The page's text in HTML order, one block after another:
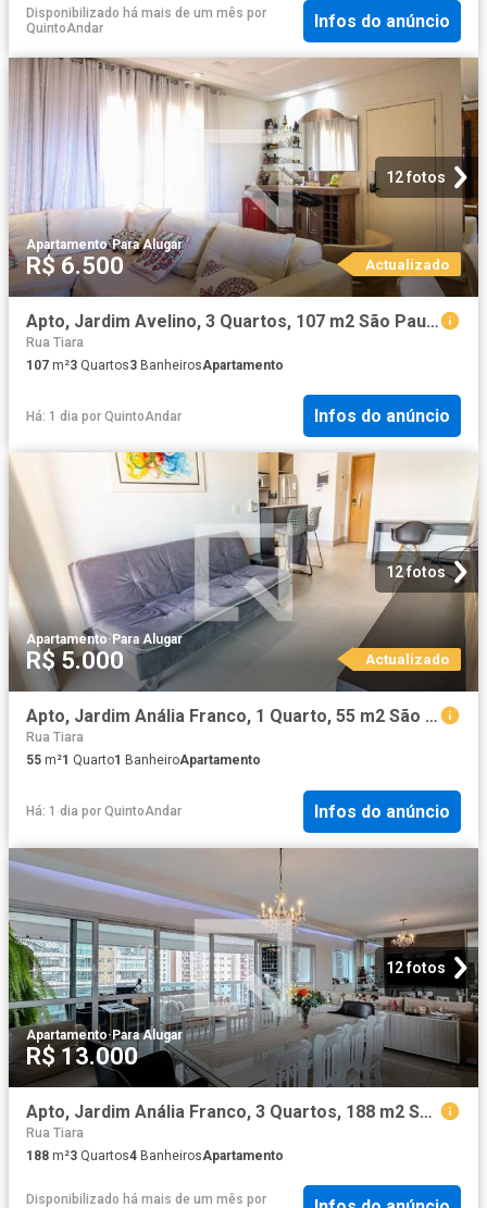
Disponibilizado há mais de um mês por
QuintoAndar
Infos do anúncio
12 fotos
Apartamento·Para Alugar
R$ 6.500 Actualizado
Apto, Jardim Avelino, 3 Quartos, 107 m2 São Paulo
Rua Tiara
107 m²3 Quartos3 BanheirosApartamento
Há: 1 dia por QuintoAndar Infos do anúncio
12 fotos
Apartamento·Para Alugar
R$ 5.000 Actualizado
Apto, Jardim Anália Franco, 1 Quarto, 55 m2 São Paulo
Rua Tiara
55 m²1 Quarto1 BanheiroApartamento
Há: 1 dia por QuintoAndar Infos do anúncio
12 fotos
Apartamento·Para Alugar
R$ 13.000
Apto, Jardim Anália Franco, 3 Quartos, 188 m2 São Paulo
Rua Tiara
188 m²3 Quartos4 BanheirosApartamento
Disponibilizado há mais de um mês por